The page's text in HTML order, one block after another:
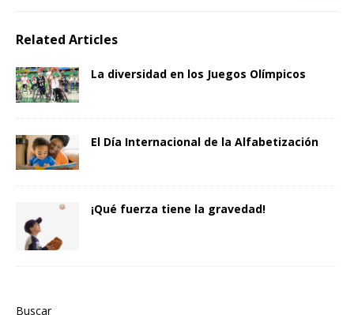
Related Articles
La diversidad en los Juegos Olímpicos
El Día Internacional de la Alfabetización
¡Qué fuerza tiene la gravedad!
Buscar